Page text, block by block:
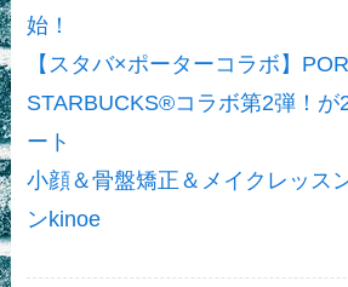
始！
【スタバ×ポーターコラボ】
STARBUCKS®コラボ第2弾！が
ート
小顔＆骨盤矯正＆メイクレッス
ンkinoe